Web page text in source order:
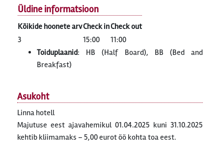
Kõikide hoonete arvCheck inCheck out
3
15:00 11:00
Üldine informatsioon
Toiduplaanid: HB (Half Board), BB (Bed and
Breakfast)
Asukoht
Linna hotell
Majutuse eest ajavahemikul 01.04.2025 kuni 31.10.2025
kehtib kliimamaks – 5,00 eurot öö kohta toa eest.